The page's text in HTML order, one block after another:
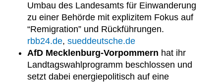
Umbau des Landesamts für Einwanderung
zu einer Behörde mit explizitem Fokus auf
“Remigration” und Rückführungen.
rbb24.de, sueddeutsche.de
AfD Mecklenburg-Vorpommern hat ihr
Landtagswahlprogramm beschlossen und
setzt dabei energiepolitisch auf eine